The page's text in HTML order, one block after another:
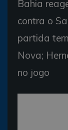
Bahia
contra o
partida
Nova;
no jogo